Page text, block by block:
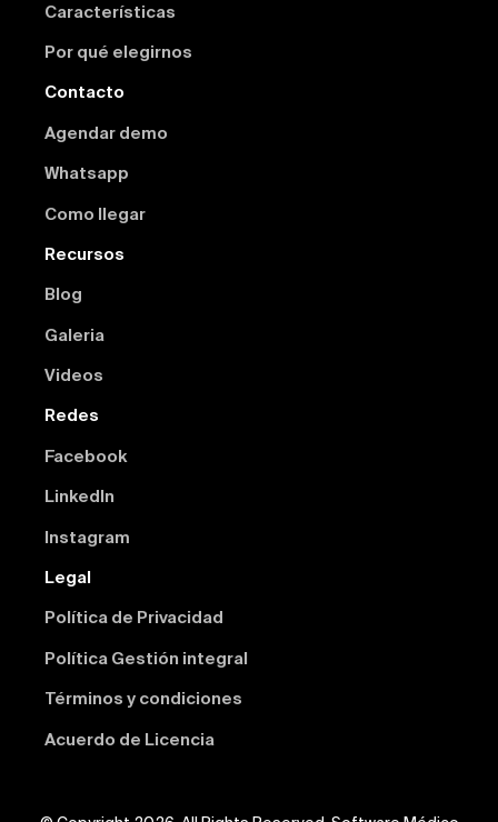
Características
Por qué elegirnos
Contacto
Agendar demo
Whatsapp
Como llegar
Recursos
Blog
Galeria
Videos
Redes
Facebook
Linkedln
Instagram
Legal
Política de Privacidad
Política Gestión integral
Términos y condiciones
Acuerdo de Licencia